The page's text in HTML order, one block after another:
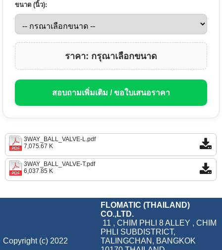
ขนาด (นิ้ว):
ราคา: กรุณาเลือกขนาด
สอบถามเพิ่มเติม / ขอใบเสนอราคา
3WAY_BALL_VALVE-L.pdf
7,075.67 K
3WAY_BALL_VALVE-T.pdf
6,037.85 K
Copyright (c) 2022
FLOMATIC (THAILAND)
CO.,LTD.
11 , CHIM PHLI 8 ALLEY , CHIM
PHLI SUBDISTRICT,
TALINGCHAN, BANGKOK